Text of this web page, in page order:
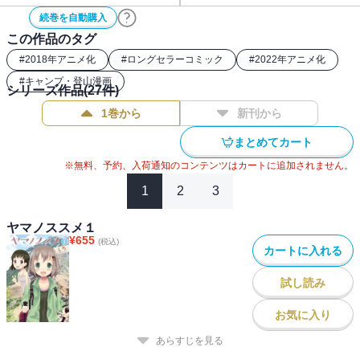
続巻を自動購入
この作品のタグ
#2018年アニメ化 #ロングセラーコミック #2022年アニメ化
#キャンプ・登山漫画
シリーズ作品(27件)
1巻から 新刊から
まとめてカート
※無料、予約、入荷通知のコンテンツはカートに追加されません。
1 2 3
ヤマノススメ１
¥655 (税込)
カートに入れる
試し読み
お気に入り
あらすじを見る